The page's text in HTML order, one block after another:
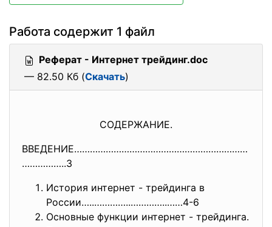
Работа содержит 1 файл
Реферат - Интернет трейдинг.doc
— 82.50 Кб (Скачать)
СОДЕРЖАНИЕ.
ВВЕДЕНИЕ…………………………………………………………
……………..3
История интернет - трейдинга в
России…..…………..…………..……4-6
Основные функции интернет - трейдинга.